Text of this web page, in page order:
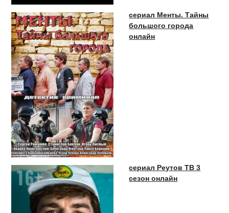
сериал Менты. Тайны
большого города
онлайн
сериал Реутов ТВ 3
сезон онлайн